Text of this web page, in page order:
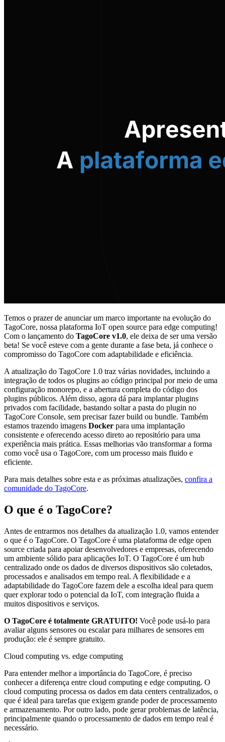
Temos o prazer de anunciar um marco importante na evolução do
TagoCore, nossa plataforma IoT open source para edge computing!
Com o lançamento do TagoCore v1.0, ele deixa de ser uma versão
beta! Se você esteve com a gente durante a fase beta, já conhece o
compromisso do TagoCore com adaptabilidade e eficiência.
A atualização do TagoCore 1.0 traz várias novidades, incluindo a
integração de todos os plugins ao código principal por meio de uma
configuração monorepo, e a abertura completa do código dos
plugins públicos. Além disso, agora dá para implantar plugins
privados com facilidade, bastando soltar a pasta do plugin no
TagoCore Console, sem precisar fazer build ou bundle. Também
estamos trazendo imagens Docker para uma implantação
consistente e oferecendo acesso direto ao repositório para uma
experiência mais prática. Essas melhorias vão transformar a forma
como você usa o TagoCore, com um processo mais fluido e
eficiente.
Para mais detalhes sobre esta e as próximas atualizações, confira a
comunidade do TagoCore.
O que é o TagoCore?
Antes de entrarmos nos detalhes da atualização 1.0, vamos entender
o que é o TagoCore. O TagoCore é uma plataforma de edge open
source criada para apoiar desenvolvedores e empresas, oferecendo
um ambiente sólido para aplicações IoT. O TagoCore é um hub
centralizado onde os dados de diversos dispositivos são coletados,
processados e analisados em tempo real. A flexibilidade e a
adaptabilidade do TagoCore fazem dele a escolha ideal para quem
quer explorar todo o potencial da IoT, com integração fluida a
muitos dispositivos e serviços.
O TagoCore é totalmente GRATUITO! Você pode usá-lo para
avaliar alguns sensores ou escalar para milhares de sensores em
produção: ele é sempre gratuito.
Cloud computing vs. edge computing
Para entender melhor a importância do TagoCore, é preciso
conhecer a diferença entre cloud computing e edge computing. O
cloud computing processa os dados em data centers centralizados, o
que é ideal para tarefas que exigem grande poder de processamento
e armazenamento. Por outro lado, pode gerar problemas de latência,
principalmente quando o processamento de dados em tempo real é
necessário.